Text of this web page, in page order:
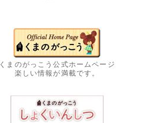
くまのがっこう公式ホームページ
楽しい情報が満載です。